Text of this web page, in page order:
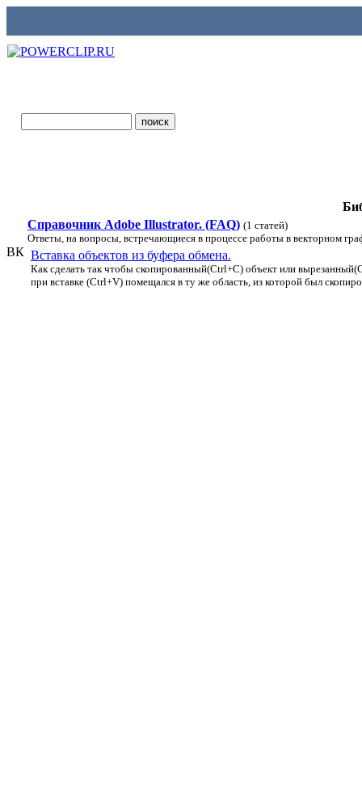
ВК
Справочник Adobe Illustrator. (FAQ) (1 статей)
Ответы, на вопросы, встречающиеся в процессе работы в векторном
Вставка объектов из буфера обмена.
Как сделать так чтобы скопированный(Ctrl+C) объект или
при вставке (Ctrl+V) помещался в ту же область, из которой был